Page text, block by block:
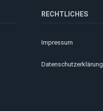
RECHTLICHES
Impressum
Datenschutzerklärung